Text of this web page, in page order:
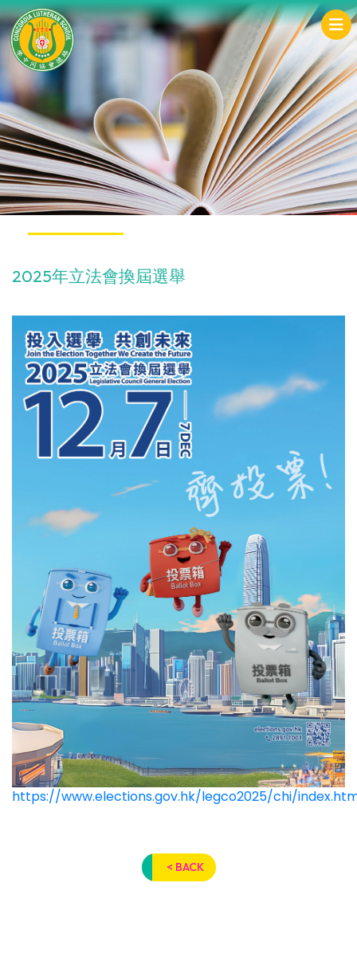
2025年立法會換屆選舉
https://www.elections.gov.hk/legco2025/chi/
< BACK